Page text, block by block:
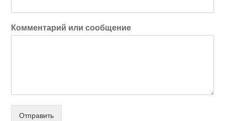
Комментарий или сообщение
Отправить